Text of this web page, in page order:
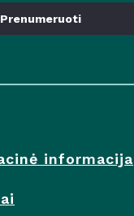
Prenumeruoti
informacija